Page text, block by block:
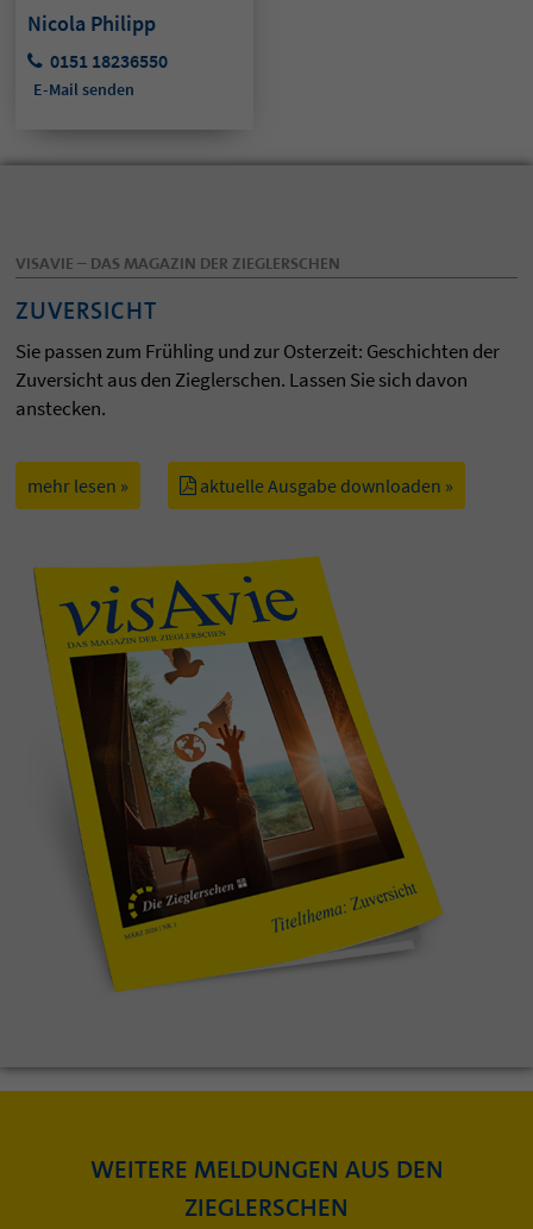
Nicola Philipp
0151 18236550
E-Mail senden
VISAVIE – DAS MAGAZIN DER ZIEGLERSCHEN
ZUVERSICHT
Sie passen zum Frühling und zur Osterzeit: Geschichten der
Zuversicht aus den Zieglerschen. Lassen Sie sich davon
anstecken.
mehr lesen » aktuelle Ausgabe downloaden »
WEITERE MELDUNGEN AUS DEN
ZIEGLERSCHEN